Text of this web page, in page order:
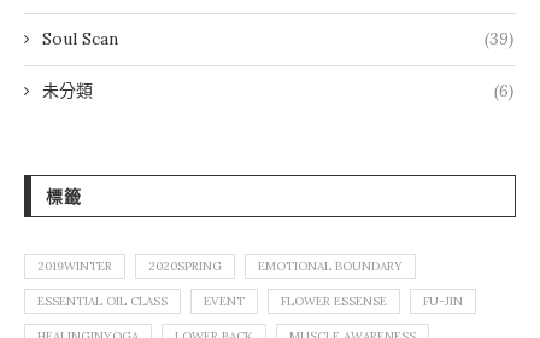
Soul Scan (39)
未分類 (6)
標籤
2019WINTER 2020SPRING EMOTIONAL BOUNDARY
ESSENTIAL OIL CLASS EVENT FLOWER ESSENSE FU-JIN